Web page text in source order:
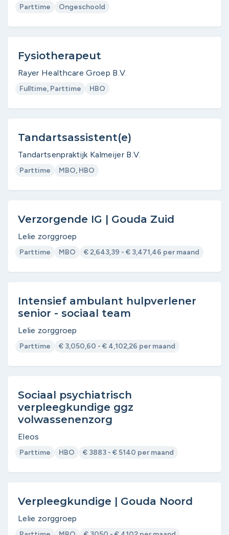
Parttime Ongeschoold
Fysiotherapeut
Rayer Healthcare Groep B.V.
Fulltime, Parttime HBO
Tandartsassistent(e)
Tandartsenpraktijk Kalmeijer B.V.
Parttime MBO, HBO
Verzorgende IG | Gouda Zuid
Lelie zorggroep
Parttime MBO € 2,643,39 - € 3,471,46 per maand
Intensief ambulant hulpverlener
senior - sociaal team
Lelie zorggroep
Parttime € 3,050,60 - € 4,102,26 per maand
Sociaal psychiatrisch
verpleegkundige ggz
volwassenenzorg
Eleos
Parttime HBO € 3883 - € 5140 per maand
Verpleegkundige | Gouda Noord
Lelie zorggroep